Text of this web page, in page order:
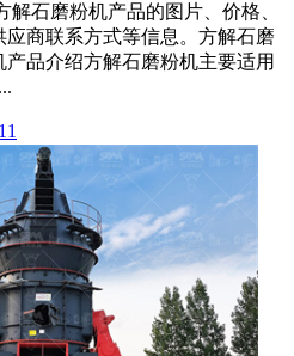
解石磨粉机产品的图片、价格、
商联系方式等信息。方解石磨
品介绍方解石磨粉机主要适用